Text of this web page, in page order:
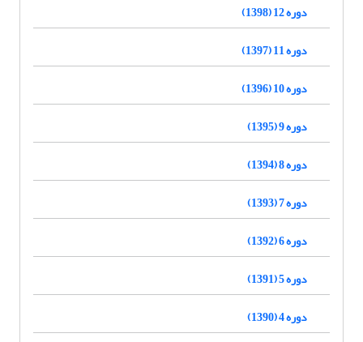
دوره 12 (1398)
دوره 11 (1397)
دوره 10 (1396)
دوره 9 (1395)
دوره 8 (1394)
دوره 7 (1393)
دوره 6 (1392)
دوره 5 (1391)
دوره 4 (1390)